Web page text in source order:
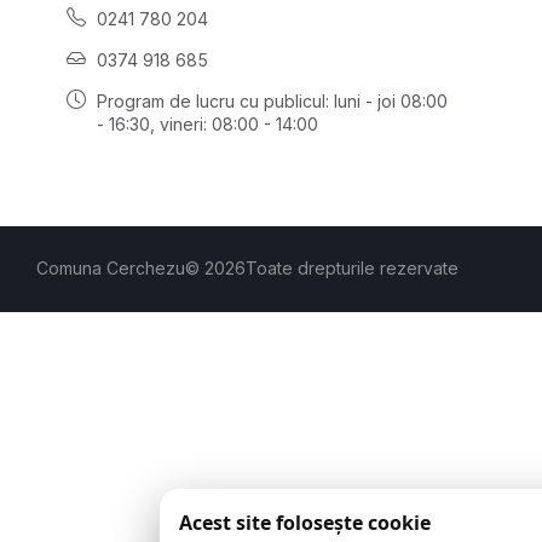
0241 780 204
0374 918 685
Program de lucru cu publicul: luni - joi 08:00
- 16:30 , vineri: 08:00 - 14:00
Comuna Cerchezu© 2026Toate drepturile rezervate
Acest site folosește cookie